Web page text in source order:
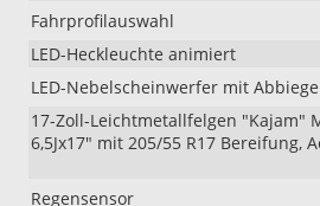
Fahrprofilauswahl
LED-Heckleuchte animiert
LED-Nebelscheinwerfer mit
17-Zoll-Leichtmetallfelgen "Kajam"
6,5Jx17" mit 205/55 R17 Bereifung,
Regensensor